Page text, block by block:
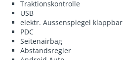
Traktionskontrolle
USB
elektr. Aussenspiegel klappbar
PDC
Seitenairbag
Abstandsregler